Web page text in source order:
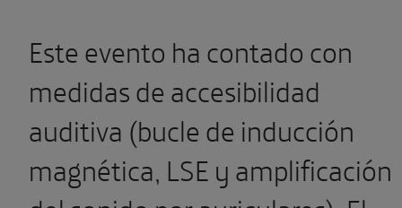
Este evento ha contado con
medidas de accesibilidad
auditiva (bucle de inducción
magnética, LSE y amplificación